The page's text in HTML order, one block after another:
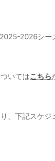
2026シー
いてはこちら
下記スケジ